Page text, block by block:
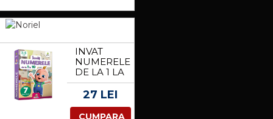
INVAT
NUMERELE
DE LA 1 LA
10,
TRALALA
27 LEI
CUMPARA